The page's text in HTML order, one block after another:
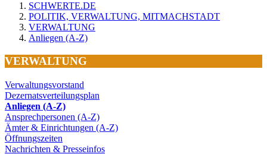
SCHWERTE.DE
POLITIK, VERWALTUNG, MITMACHSTADT
VERWALTUNG
Anliegen (A-Z)
VERWALTUNG
Verwaltungsvorstand
Dezernatsverteilungsplan
Anliegen (A-Z)
Ansprechpersonen (A-Z)
Ämter & Einrichtungen (A-Z)
Öffnungszeiten
Nachrichten & Presseinfos